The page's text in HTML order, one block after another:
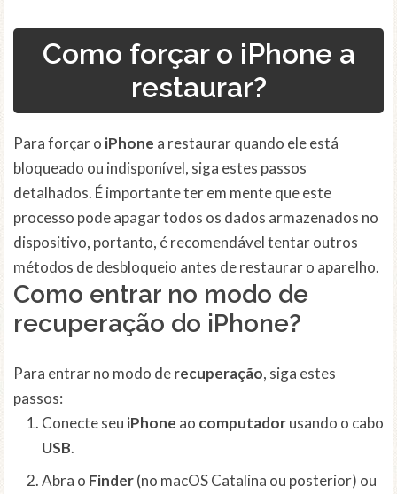
Como forçar o iPhone a
restaurar?
Para forçar o iPhone a restaurar quando ele está
bloqueado ou indisponível, siga estes passos
detalhados. É importante ter em mente que este
processo pode apagar todos os dados armazenados no
dispositivo, portanto, é recomendável tentar outros
métodos de desbloqueio antes de restaurar o aparelho.
Como entrar no modo de
recuperação do iPhone?
Para entrar no modo derecuperação, siga estes
passos:
Conecte seu iPhone ao computadorusando o cabo
USB.
Abra o Finder(no macOS Catalina ou posterior) ou